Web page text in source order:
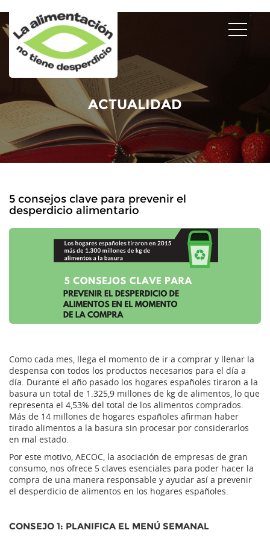
ACTUALIDAD
5 consejos clave para prevenir el
desperdicio alimentario
Como cada mes, llega el momento de ir a comprar y llenar la
despensa con todos los productos necesarios para el día a
día. Durante el año pasado los hogares españoles tiraron a la
basura un total de 1.325,9 millones de kg de alimentos, lo que
representa el 4,53% del total de los alimentos comprados.
Más de 14 millones de hogares españoles afirman haber
tirado alimentos a la basura sin procesar por considerarlos
en mal estado.
Por este motivo, AECOC, la asociación de empresas de gran
consumo, nos ofrece 5 claves esenciales para poder hacer la
compra de una manera responsable y ayudar así a prevenir
el desperdicio de alimentos en los hogares españoles.
CONSEJO 1: PLANIFICA EL MENÚ SEMANAL